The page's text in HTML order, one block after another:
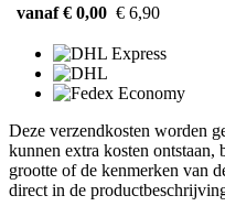
vanaf € 0,00 € 6,90
Deze verzendkosten worden
kunnen extra kosten
grootte of de kenmerken van
direct in de